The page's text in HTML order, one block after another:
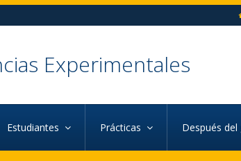
Experimentales
Estudiantes Prácticas Después del